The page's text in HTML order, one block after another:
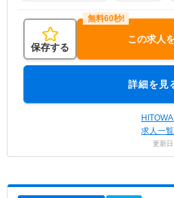
保存する
この求人
詳細を見
求人一覧
更新